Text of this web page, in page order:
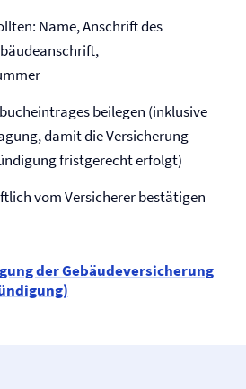
Name, Anschrift des
beilegen (inklusive
damit die Versicherung
fristgerecht erfolgt)
vom Versicherer bestätigen
der Gebäude­versicherung